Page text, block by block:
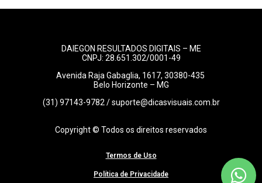
DAIEGON RESULTADOS DIGITAIS – ME
CNPJ: 28.651.302/0001-49
Avenida Raja Gabaglia, 1617, 30380-435
Belo Horizonte – MG
(31) 97143-9782 / suporte@dicasvisuais.com.br
Copyright © Todos os direitos reservados
Termos de Uso
Política de Privacidade